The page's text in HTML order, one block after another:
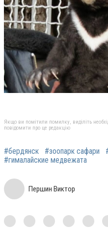
Якщо ви помітили помилку, виділіть
повідомити про це редакцію
#бердянск #зоопарк сафари
#гималайские медвежата
Першин Виктор